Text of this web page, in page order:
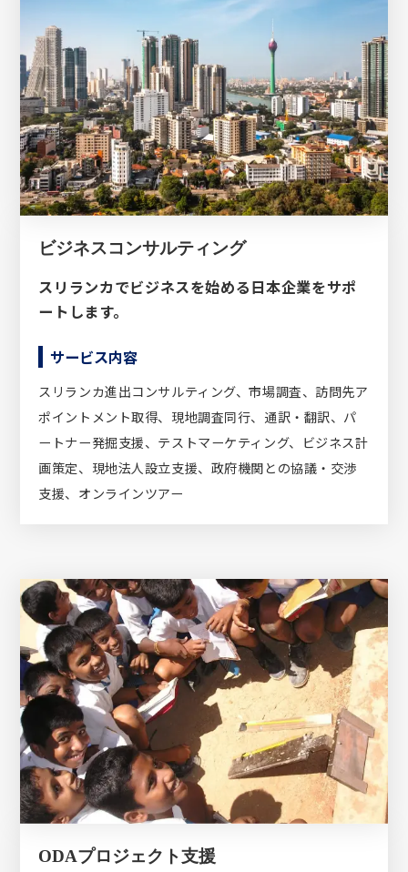
ビジネスコンサルティング
スリランカでビジネスを始める日本企業をサポ
ートします。
サービス内容
スリランカ進出コンサルティング、市場調査、訪問先ア
ポイントメント取得、現地調査同行、通訳・翻訳、パ
ートナー発掘支援、テストマーケティング、ビジネス計
画策定、現地法人設立支援、政府機関との協議・交渉
支援、オンラインツアー
ODAプロジェクト支援